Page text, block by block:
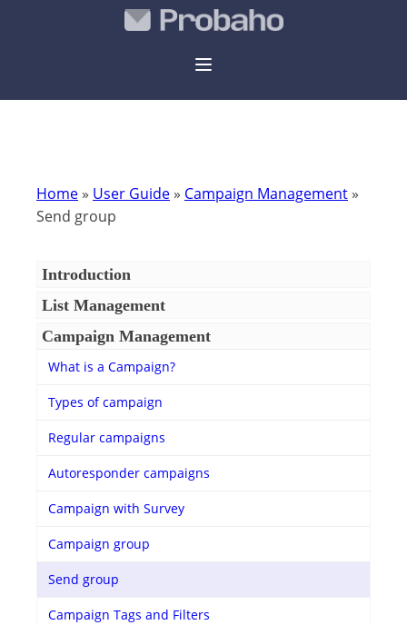
Home » User Guide » Campaign Management »
Send group
Introduction
List Management
Campaign Management
What is a Campaign?
Types of campaign
Regular campaigns
Autoresponder campaigns
Campaign with Survey
Campaign group
Send group
Campaign Tags and Filters